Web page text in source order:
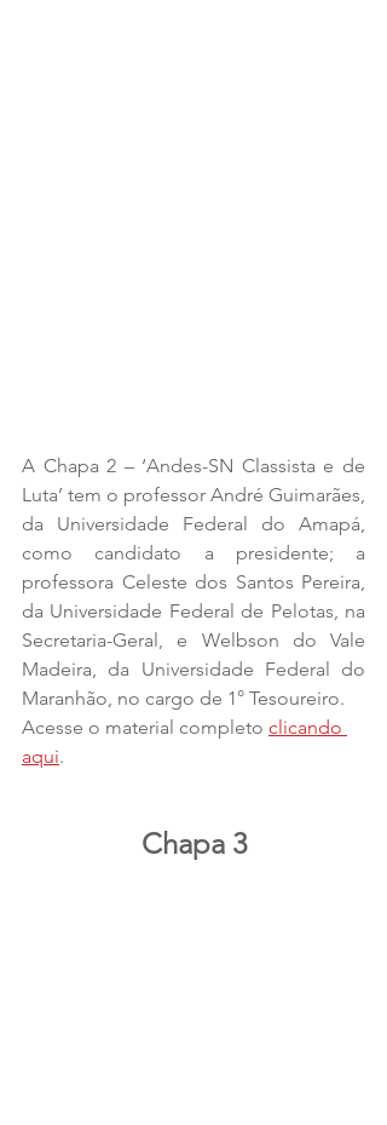
A Chapa 2 – ‘Andes-SN Classista e de
Luta’ tem o professor André Guimarães,
da Universidade Federal do Amapá,
como candidato a presidente; a
professora Celeste dos Santos Pereira,
da Universidade Federal de Pelotas, na
Secretaria-Geral, e Welbson do Vale
Madeira, da Universidade Federal do
Maranhão, no cargo de 1° Tesoureiro.
Acesse o material completo clicando
aqui.
Chapa 3